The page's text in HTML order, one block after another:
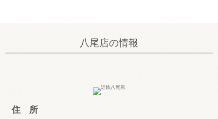
八尾店の情報
住 所